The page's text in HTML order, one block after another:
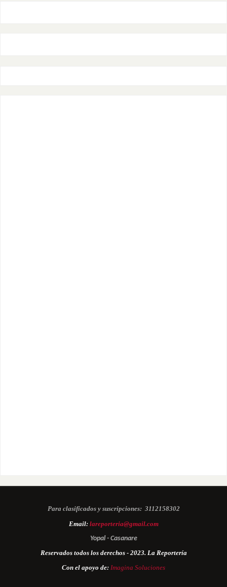
Para clasificados y suscripciones: 3112158302
Email: lareporteria@gmail.com
Yopal - Casanare
Reservados todos los derechos - 2023. La Reportería
Con el apoyo de: Imagina Soluciones